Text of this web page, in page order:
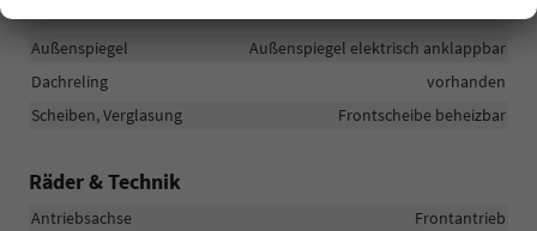
Außenspiegel
Außenspiegel elektrisch anklappbar
Dachreling
vorhanden
Scheiben, Verglasung
Frontscheibe beheizbar
Räder & Technik
Antriebsachse
Frontantrieb